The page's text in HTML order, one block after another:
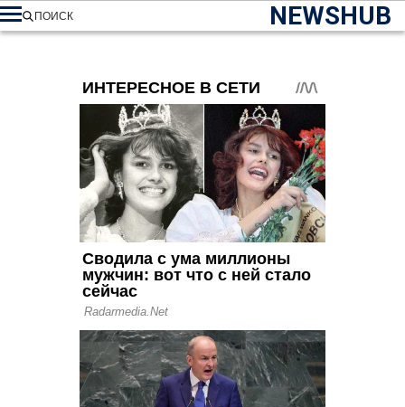
NEWSHUB
ПОИСК